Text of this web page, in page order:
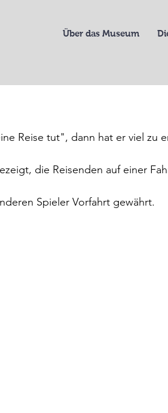
Über das Museum
Reise tut", dann hat er viel zu
die Reisenden auf einer
Spieler Vorfahrt gewährt.